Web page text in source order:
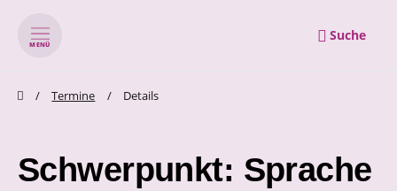
MENÜ
Suche
zum Inhalt springen
Termine Details
Schwerpunkt: Sprache